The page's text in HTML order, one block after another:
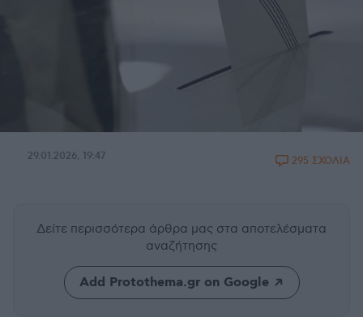
29.01.2026, 19:47 295 ΣΧΟΛΙΑ
Δείτε περισσότερα άρθρα μας στα αποτελέσματα
αναζήτησης
Add Protothema.gr on Google